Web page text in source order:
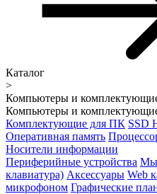
Каталог
>
Компьютеры и
Компьютеры и
Комплектующие для ПК SSD
Оперативная память
Носители информации
Периферийные устройства
клавиатура) Аксессуары Web
микрофоном Графические